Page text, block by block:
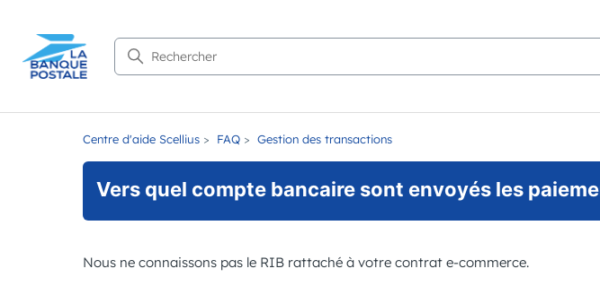
Recherche
Centre d'aide Scellius FAQ Gestion des transactions
Vers quel compte bancaire sont envoyés les
Nous ne connaissons pas le RIB rattaché à votre contrat e-commerce.